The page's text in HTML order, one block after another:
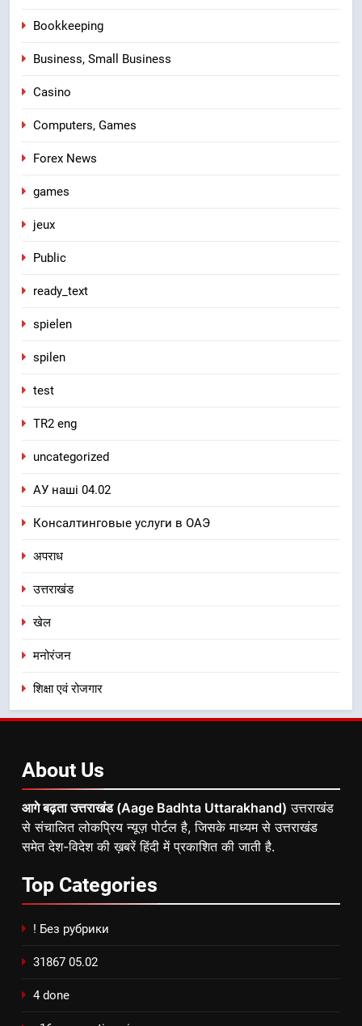
Bookkeeping
Business, Small Business
Casino
Computers, Games
Forex News
games
jeux
Public
ready_text
spielen
spilen
test
TR2 eng
uncategorized
АУ наші 04.02
Консалтинговые услуги в ОАЭ
अपराध
उत्तराखंड
खेल
मनोरंजन
शिक्षा एवं रोजगार
About Us
आगे बढ़ता उत्तराखंड (Aage Badhta Uttarakhand) उत्तराखंड
से संचालित लोकप्रिय न्यूज़ पोर्टल है, जिसके माध्यम से उत्तराखंड
समेत देश-विदेश की ख़बरें हिंदी में प्रकाशित की जाती है.
Top Categories
! Без рубрики
31867 05.02
4 done